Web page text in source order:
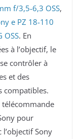
f/3,5-6,3 OSS,
e PZ 18-110
OSS. En
à l’objectif, le
contrôler à
et des
compatibles.
télécommande
pour
Sony